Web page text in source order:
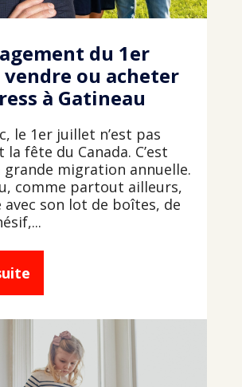
du 1er
ou acheter
à Gatineau
le 1er juillet n’est pas
la fête du Canada. C’est
migration annuelle.
comme partout ailleurs,
avec son lot de boîtes, de